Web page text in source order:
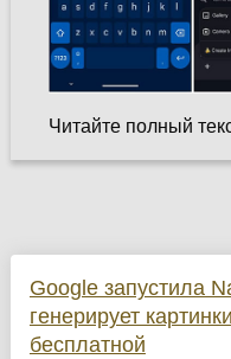
Читайте полный
Google запустила
генерирует
бесплатной